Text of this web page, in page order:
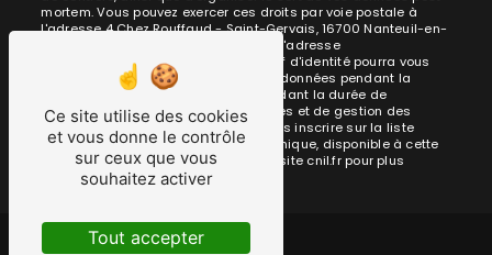
mortem. Vous pouvez exercer ces droits par voie postale à
l'adresse 4 Chez Rouffaud - Saint-Gervais, 16700 Nanteuil-en-
Vallée ou par courrier électronique à l'adresse
romain.juvet@hotmail.fr. Un justificatif d'identité pourra vous
être demandé. Nous conservons vos données pendant la
période de prise de contact puis pendant la durée de
prescription légale aux fins probatoires et de gestion des
contentieux. Vous avez le droit de vous inscrire sur la liste
d'opposition au démarchage téléphonique, disponible à cette
adresse: Bloctel.gouv.fr. Consultez le site cnil.fr pour plus
d’informations sur vos droits.
Ce site utilise des cookies
et vous donne le contrôle
sur ceux que vous
souhaitez activer
Tout accepter